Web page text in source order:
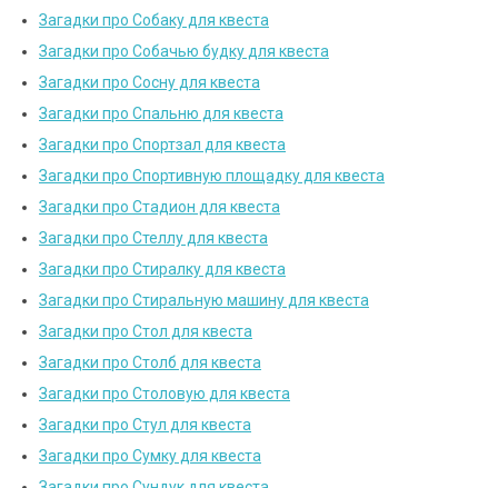
Загадки про Собаку для квеста
Загадки про Собачью будку для квеста
Загадки про Сосну для квеста
Загадки про Спальню для квеста
Загадки про Спортзал для квеста
Загадки про Спортивную площадку для квеста
Загадки про Стадион для квеста
Загадки про Стеллу для квеста
Загадки про Стиралку для квеста
Загадки про Стиральную машину для квеста
Загадки про Стол для квеста
Загадки про Столб для квеста
Загадки про Столовую для квеста
Загадки про Стул для квеста
Загадки про Сумку для квеста